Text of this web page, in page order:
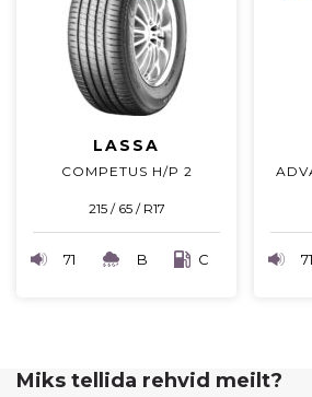
LASSA
COMPETUS H/P 2
215 / 65 / R17
71 B C 71
Miks tellida rehvid meilt?